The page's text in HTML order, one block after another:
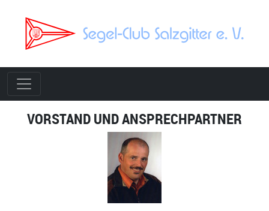
VORSTAND UND ANSPRECHPARTNER